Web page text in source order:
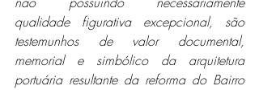
qualidade figurativa excepcional, são
testemunhos de valor documental,
memorial e simbólico da arquitetura
portuária resultante da reforma do Bairro